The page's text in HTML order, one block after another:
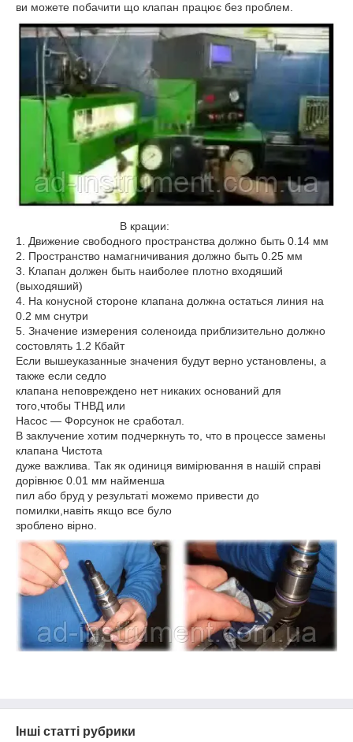
ви можете побачити що клапан працює без проблем.
В крации:
1. Движение свободного пространства должно быть 0.14 мм
2. Пространство намагничивания должно быть 0.25 мм
3. Клапан должен быть наиболее плотно входяший
(выходяший)
4. На конусной сторонe клапана должна остаться линия на
0.2 мм снутри
5. Значение измерения соленоида приблизительно должно
состовлять 1.2 Кбайт
Если вышеуказанные значения будут верно установлены, а
также если седло
клапана неповреждено нет никаких оснований для
того,чтобы ТНВД или
Насос ― Форсунок не сработал.
В заклучение хотим подчеркнуть то, что в процессе замены
клапана Чистота
дуже важлива. Так як одиниця вимірювання в нашій справі
дорівнює 0.01 мм найменша
пил або бруд у результаті можемо привести до
помилки,навіть якщо все було
зроблено вірно.
Інші статті рубрики